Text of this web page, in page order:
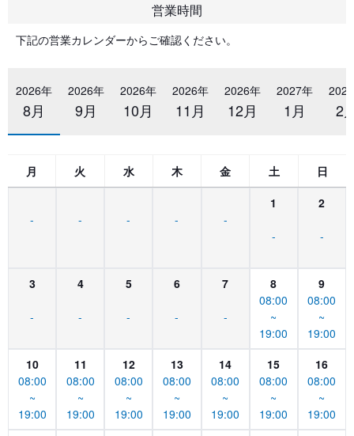
営業時間
下記の営業カレンダーからご確認ください。
2026年
8月
2026年
9月
2026年
10月
2026年
11月
2026年
12月
2027年
1月 2
月 火 水 木 金 土 日
- - - - -
1
-
2
-
3
-
4
-
5
-
6
-
7
-
8
08:00
~
19:00
9
08:00
~
19:00
10
08:00
~
19:00
11
08:00
~
19:00
12
08:00
~
19:00
13
08:00
~
19:00
14
08:00
~
19:00
15
08:00
~
19:00
16
08:00
~
19:00